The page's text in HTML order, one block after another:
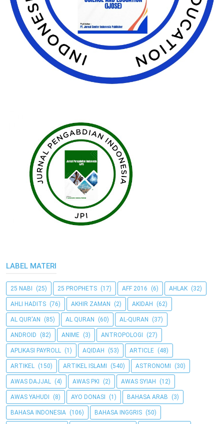
LABEL MATERI
25 NABI (25) 25 PROPHETS (17) AFF 2016 (6) AHLAK (32)
AHLI HADITS (76) AKHIR ZAMAN (2) AKIDAH (62)
AL QUR'AN (85) AL QURAN (60) AL-QURAN (37)
ANDROID (82) ANIME (3) ANTROPOLOGI (27)
APLIKASI PAYROLL (1) AQIDAH (53) ARTICLE (48)
ARTIKEL (150) ARTIKEL ISLAMI (540) ASTRONOMI (30)
AWAS DAJJAL (4) AWAS PKI (2) AWAS SYIAH (12)
AWAS YAHUDI (8) AYO DONASI (1) BAHASA ARAB (3)
BAHASA INDONESIA (106) BAHASA INGGRIS (50)